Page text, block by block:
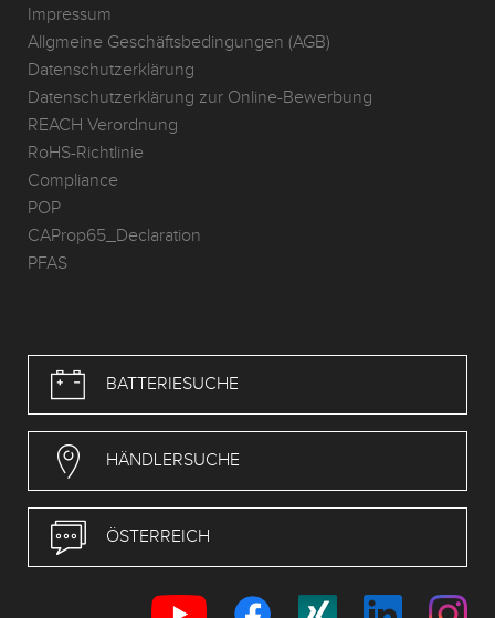
Impressum
Allgmeine Geschäftsbedingungen (AGB)
Datenschutzerklärung
Datenschutzerklärung zur Online-Bewerbung
REACH Verordnung
RoHS-Richtlinie
Compliance
POP
CAProp65_Declaration
PFAS
BATTERIESUCHE
HÄNDLERSUCHE
ÖSTERREICH